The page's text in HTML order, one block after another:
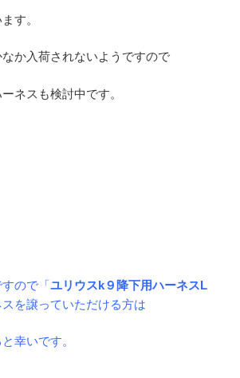
す。
か入荷されないようですので
ネスも検討中です。
ので「ユリウスk９降下用ハーネスL
を譲っていただける方は
幸いです。